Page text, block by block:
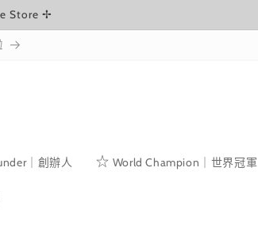
Store ✢
｜創辦人 World Champion｜世界冠軍